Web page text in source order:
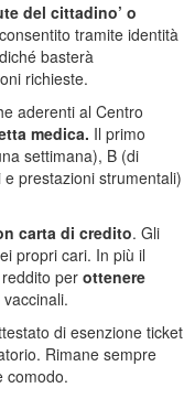
del cittadino’ o
tramite identità
basterà
richieste.
aderenti al Centro
medica. Il primo
settimana), B (di
prestazioni strumentali)
carta di credito. Gli
propri cari. In più il
per ottenere
di esenzione ticket
Rimane sempre
comodo.